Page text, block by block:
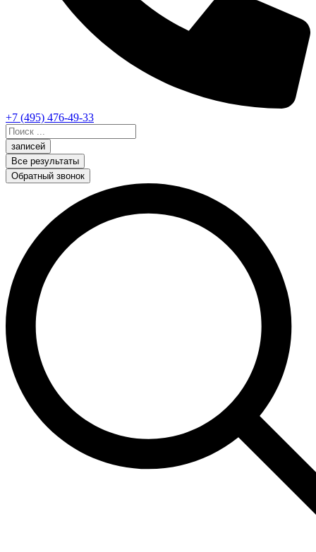
+7 (495) 476-49-33
Search
...записей
Все результаты
Обратный звонок